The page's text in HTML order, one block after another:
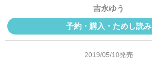
吉永ゆう
予約・購入・ためし読み
2019/05/10発売